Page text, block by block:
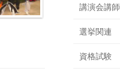
講演会講師
選挙関連
資格試験